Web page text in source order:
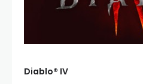
Diablo® IV